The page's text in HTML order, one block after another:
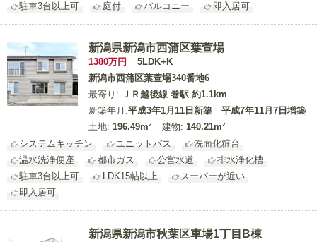
駐車3台以上可
庭付 バルコニー 即入居可
新潟県新潟市西蒲区葉萱場
1380万円
5LDK+K
新潟市西蒲区葉萱場340番地6
最寄り: ＪＲ越後線 巻駅 約1.1km
新築年月:平成3年1月11日新築 平成7年11月7日増築
土地: 196.49m² 建物: 140.21m²
システムキッチン
ユニットバス
洗面化粧台
温水洗浄便座
都市ガス 公営水道
排水浄化槽
駐車3台以上可
LDK15帖以上
スーパーが近い
即入居可
新潟県新潟市秋葉区車場1丁目B棟